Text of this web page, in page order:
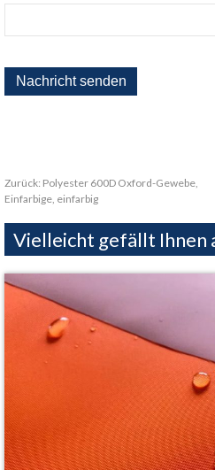
Zurück: Polyester 600D Oxford-Gewebe,
Einfarbige, einfarbig
Vielleicht gefällt Ihnen